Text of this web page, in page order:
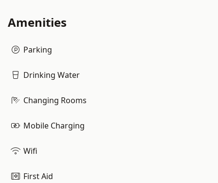
Amenities
Parking
Drinking Water
Changing Rooms
Mobile Charging
Wifi
First Aid